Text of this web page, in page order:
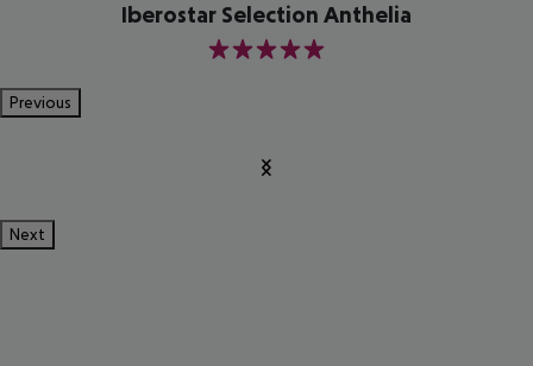
Iberostar Selection Anthelia
5
Previous
Next